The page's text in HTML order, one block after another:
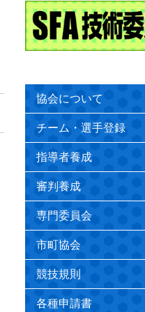
協会について
チーム・選手登録
指導者養成
審判養成
専門委員会
市町協会
競技規則
各種申請書